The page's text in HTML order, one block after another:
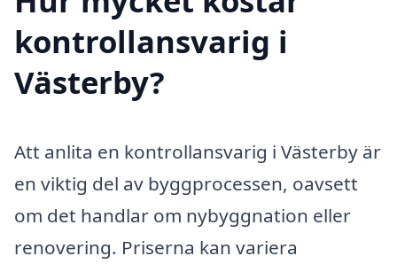
kontrollansvarig i
Västerby?
Att anlita en kontrollansvarig i Västerby är
en viktig del av byggprocessen, oavsett
om det handlar om nybyggnation eller
renovering. Priserna kan variera